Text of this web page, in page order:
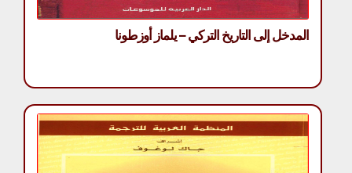
المدخل إلى التاريخ التركي – يلماز أوزطونا